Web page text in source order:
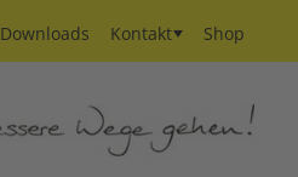
Downloads Kontakt Shop